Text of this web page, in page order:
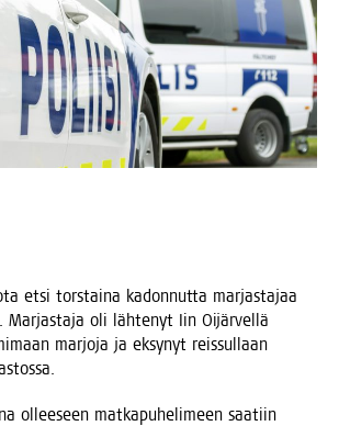
etsi tors­tai­na kadon­nut­ta mar­jas­ta­jaa
Mar­jas­ta­ja oli läh­te­nyt Iin Oijär­vel­lä
mar­jo­ja ja eksy­nyt reis­sul­laan
ollee­seen mat­ka­pu­he­li­meen saa­tiin